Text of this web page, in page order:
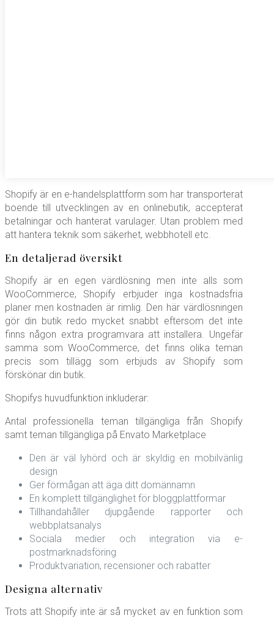
Shopify är en e-handelsplattform som har transporterat
boende till utvecklingen av en onlinebutik, accepterat
betalningar och hanterat varulager. Utan problem med
att hantera teknik som säkerhet, webbhotell etc.
En detaljerad översikt
Shopify är en egen värdlösning men inte alls som
WooCommerce, Shopify erbjuder inga kostnadsfria
planer men kostnaden är rimlig. Den här värdlösningen
gör din butik redo mycket snabbt eftersom det inte
finns någon extra programvara att installera. Ungefär
samma som WooCommerce, det finns olika teman
precis som tillägg som erbjuds av Shopify som
förskönar din butik.
Shopifys huvudfunktion inkluderar:
Antal professionella teman tillgängliga från Shopify
samt teman tillgängliga på Envato Marketplace
Den är väl lyhörd och är skyldig en mobilvänlig
design
Ger förmågan att äga ditt domännamn
En komplett tillgänglighet för bloggplattformar
Tillhandahåller djupgående rapporter och
webbplatsanalys
Sociala medier och integration via e-
postmarknadsföring
Produktvariation, recensioner och rabatter
Designa alternativ
Trots att Shopify inte är så mycket av en funktion som